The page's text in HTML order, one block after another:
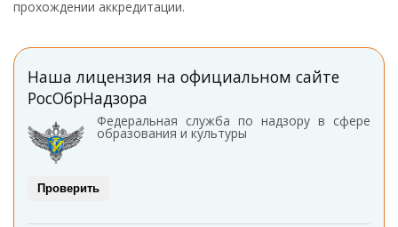
прохождении аккредитации.
Наша лицензия на официальном сайте
РосОбрНадзора
Федеральная служба по надзору в сфере
образования и культуры
Проверить